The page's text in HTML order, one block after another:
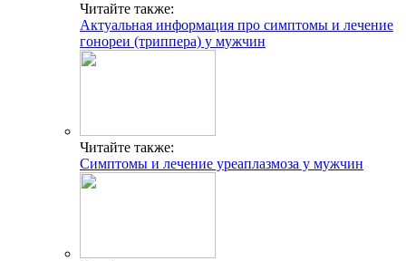
Читайте также:
Актуальная информация про симптомы и лечение
гонореи (триппера) у мужчин
Читайте также:
Симптомы и лечение уреаплазмоза у мужчин